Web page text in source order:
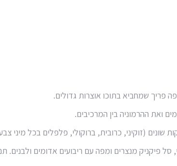
פריך שמחביא בתוכו אוצרות גדולים.
ואת ההרמוניה בין המרכיבים.
שונים (זוקיני, כרובית, ברוקולי, פלפלים בכל
סל פיקניק מנצרים ומפה עם ריבועים אדומים